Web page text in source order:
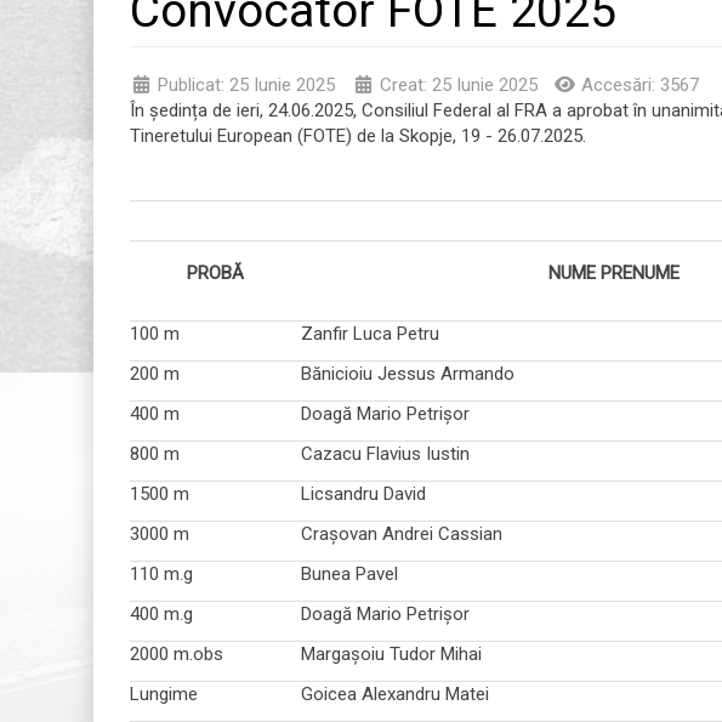
Publicat: 25 Iunie 2025 Creat: 25 Iunie 2025
Accesări: 3567
În ședința de ieri, 24.06.2025, Consiliul Federal al FRA a aprobat în
Tineretului European (FOTE) de la Skopje, 19 - 26.07.2025.
PROBĂ NUME PRENUME
100 m
Zanfir Luca Petru
200 m
Bănicioiu Jessus Armando
400 m
Doagă Mario Petrișor
800 m
Cazacu Flavius Iustin
1500 m
Licsandru David
3000 m
Crașovan Andrei Cassian
110 m.g
Bunea Pavel
400 m.g
Doagă Mario Petrișor
2000 m.obs
Margașoiu Tudor Mihai
Lungime
Goicea Alexandru Matei